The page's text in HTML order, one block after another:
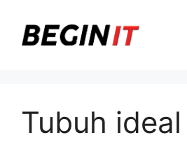
Tubuh ideal